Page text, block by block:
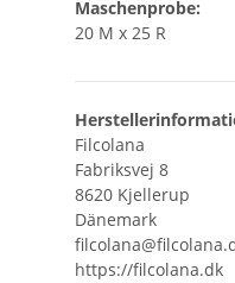
Maschenprobe:
20 M x 25 R
Filcolana
Fabriksvej 8
8620 Kjellerup
Dänemark
https://filcolana.dk